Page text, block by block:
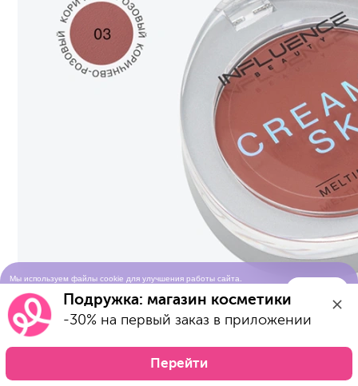
Мы используем файлы cookie для улучшения работы сайта.
использования cookie-файловПодружка: магазин косметики
-30% на первый заказ в приложении
Перейти